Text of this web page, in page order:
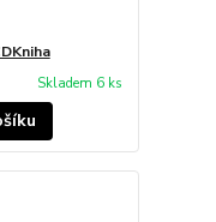
Skladem 6 ks